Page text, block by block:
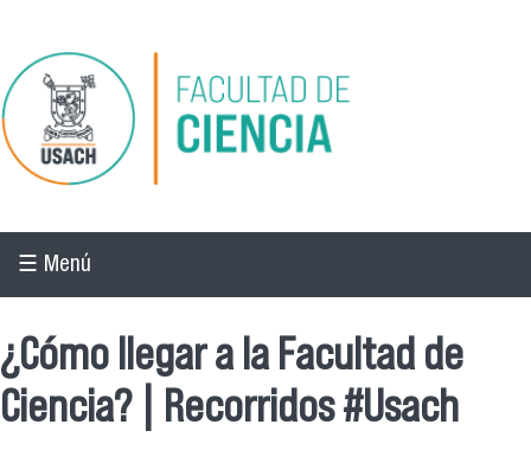
Pasar al contenido principal
☰ Menú
¿Cómo llegar a la Facultad de
Ciencia? | Recorridos #Usach